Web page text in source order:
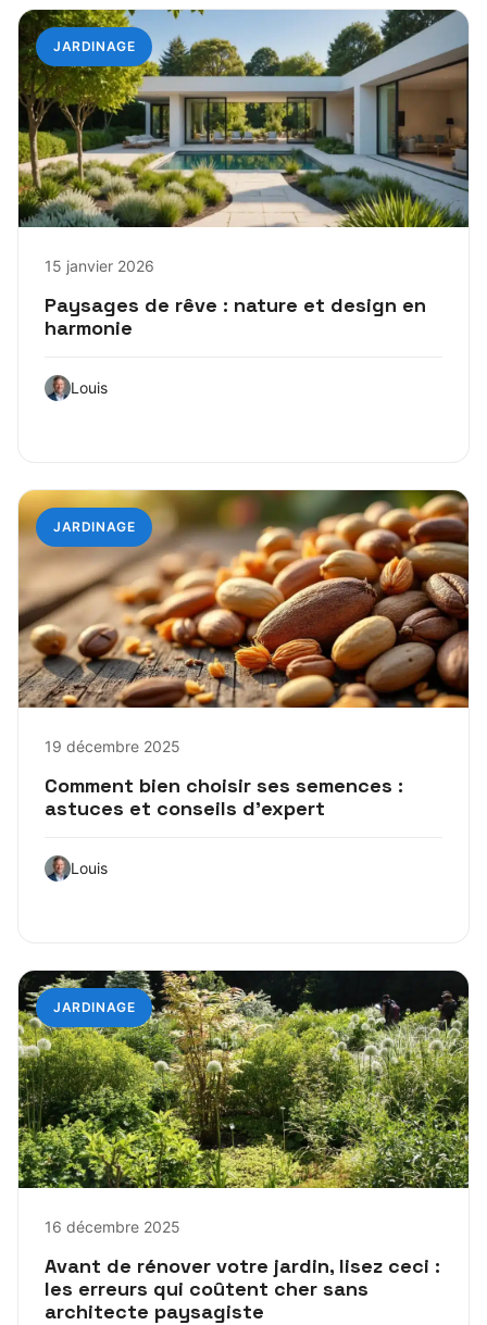
JARDINAGE
15 janvier 2026
Paysages de rêve : nature et design en
harmonie
Louis
JARDINAGE
19 décembre 2025
Comment bien choisir ses semences :
astuces et conseils d’expert
Louis
JARDINAGE
16 décembre 2025
Avant de rénover votre jardin, lisez ceci :
les erreurs qui coûtent cher sans
architecte paysagiste